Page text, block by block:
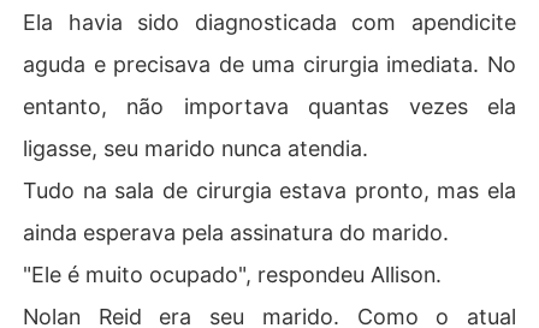
chorar? Hora de pagar."
Quando o ex implorou por uma segunda chance, Allison
apenas sorriu.
Era tarde demais. Ela não era mais a esposa de Nolan,
mas seu maior arrependimento.
Ela havia sido diagnosticada com apendicite
aguda e precisava de uma cirurgia imediata. No
entanto, não importava quantas vezes ela
ligasse, seu marido nunca atendia.
Tudo na sala de cirurgia estava pronto, mas ela
ainda esperava pela assinatura do marido.
"Ele é muito ocupado", respondeu Allison.
Nolan Reid era seu marido. Como o atual